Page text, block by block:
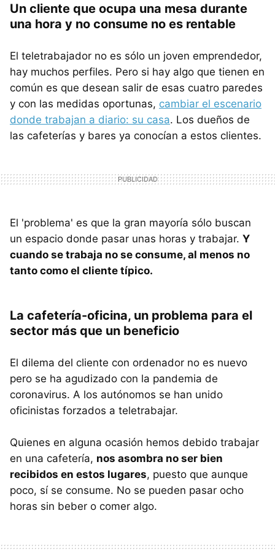
Un cliente que ocupa una mesa durante
una hora y no consume no es rentable
El teletrabajador no es sólo un joven emprendedor,
hay muchos perfiles. Pero si hay algo que tienen en
común es que desean salir de esas cuatro paredes
y con las medidas oportunas, cambiar el escenario
donde trabajan a diario: su casa. Los dueños de
las cafeterías y bares ya conocían a estos clientes.
El 'problema' es que la gran mayoría sólo buscan
un espacio donde pasar unas horas y trabajar. Y
cuando se trabaja no se consume, al menos no
tanto como el cliente típico.
La cafetería-oficina, un problema para el
sector más que un beneficio
El dilema del cliente con ordenador no es nuevo
pero se ha agudizado con la pandemia de
coronavirus. A los autónomos se han unido
oficinistas forzados a teletrabajar.
Quienes en alguna ocasión hemos debido trabajar
en una cafetería, nos asombra no ser bien
recibidos en estos lugares, puesto que aunque
poco, sí se consume. No se pueden pasar ocho
horas sin beber o comer algo.